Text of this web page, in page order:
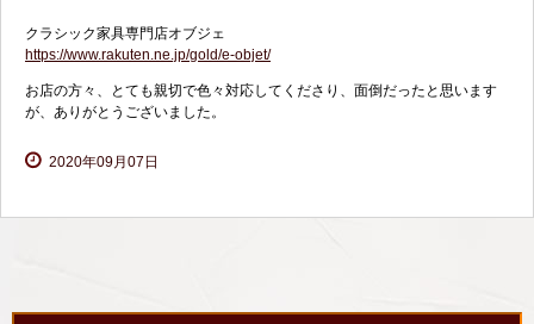
クラシック家具専門店オブジェ
https://www.rakuten.ne.jp/gold/e-objet/
お店の方々、とても親切で色々対応してくださり、面倒だったと思います
が、ありがとうございました。
2020年09月07日